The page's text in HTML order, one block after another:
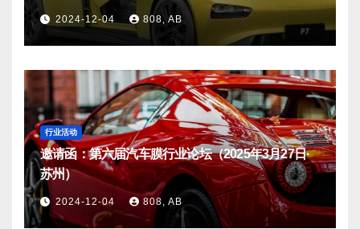
2024-12-04 808, AB
行业活动
邀请函：第六届汽车膜行业论坛（2025年3月27日·
苏州）
2024-12-04 808, AB